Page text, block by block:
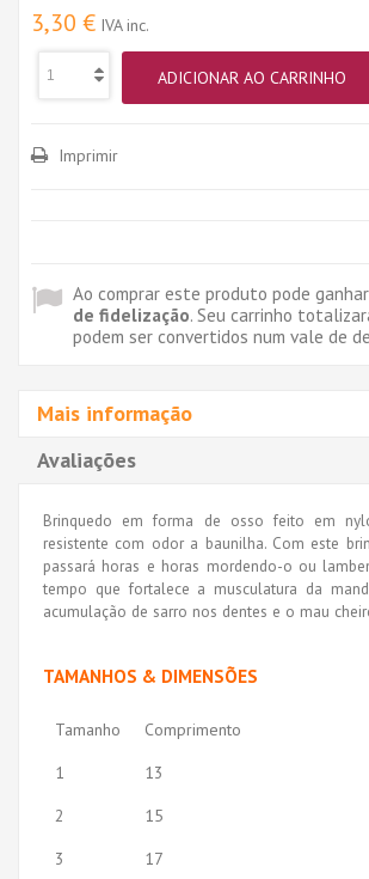
3,30 € IVA inc.
ADICIONAR AO CARRINHO
Imprimir
Ao comprar este produto pode
de fidelização. Seu carrinho
podem ser convertidos num vale de
Mais informação
Avaliações
Brinquedo em forma de osso feito em
resistente com odor a baunilha. Com este
passará horas e horas mordendo-o ou
tempo que fortalece a musculatura da
acumulação de sarro nos dentes e o mau
TAMANHOS & DIMENSÕES
Tamanho
Comprimento
1
13
2
15
3
17